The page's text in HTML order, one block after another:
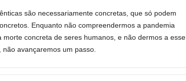
são necessariamente concretas, que só podem
Enquanto não compreendermos a pandemia
concreta de seres humanos, e não dermos a esse
avançaremos um passo.